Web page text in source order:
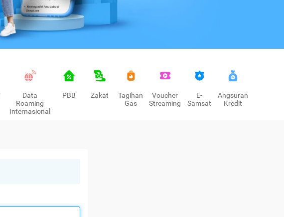
Data
Roaming
Internasional
PBB Zakat
Tagihan
Gas
Voucher
Streaming
E-
Samsat
Angsuran
Kredit